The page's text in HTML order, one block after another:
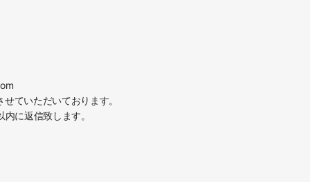
ていただいております。
に返信致します。